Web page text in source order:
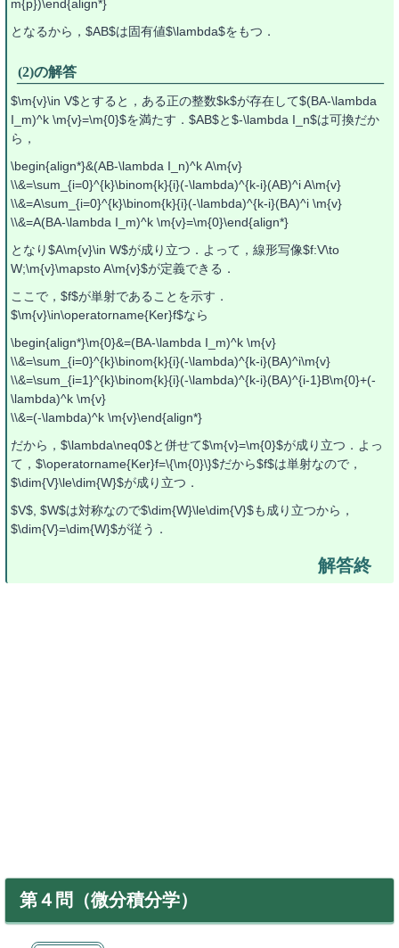
m{p})\end{align*}
となるから，$AB$は固有値$\lambda$をもつ．
(2)の解答
$\m{v}\in V$とすると，ある正の整数$k$が存在して$(BA-\lambda
I_m)^k \m{v}=\m{0}$を満たす．$AB$と$-\lambda I_n$は可換だか
ら，
\begin{align*}&(AB-\lambda I_n)^k A\m{v}
\\&=\sum_{i=0}^{k}\binom{k}{i}(-\lambda)^{k-i}(AB)^i A\m{v}
\\&=A\sum_{i=0}^{k}\binom{k}{i}(-\lambda)^{k-i}(BA)^i \m{v}
\\&=A(BA-\lambda I_m)^k \m{v}=\m{0}\end{align*}
となり$A\m{v}\in W$が成り立つ．よって，線形写像$f:V\to
W;\m{v}\mapsto A\m{v}$が定義できる．
ここで，$f$が単射であることを示す．
$\m{v}\in\operatorname{Ker}f$なら
\begin{align*}\m{0}&=(BA-\lambda I_m)^k \m{v}
\\&=\sum_{i=0}^{k}\binom{k}{i}(-\lambda)^{k-i}(BA)^i\m{v}
\\&=\sum_{i=1}^{k}\binom{k}{i}(-\lambda)^{k-i}(BA)^{i-1}B\m{0}+(-
\lambda)^k \m{v}
\\&=(-\lambda)^k \m{v}\end{align*}
だから，$\lambda\neq0$と併せて$\m{v}=\m{0}$が成り立つ．よっ
て，$\operatorname{Ker}f=\{\m{0}\}$だから$f$は単射なので，
$\dim{V}\le\dim{W}$が成り立つ．
$V$, $W$は対称なので$\dim{W}\le\dim{V}$も成り立つから，
$\dim{V}=\dim{W}$が従う．
第４問（微分積分学）